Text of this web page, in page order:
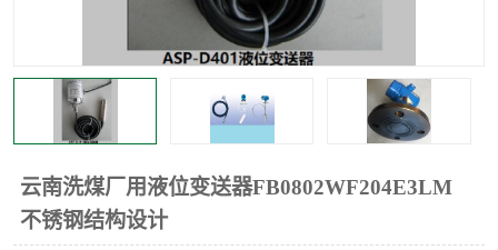
云南洗煤厂用液位变送器FB0802WF204E3LM
不锈钢结构设计
电量变送器
流量计 工业自动化系统成套设备